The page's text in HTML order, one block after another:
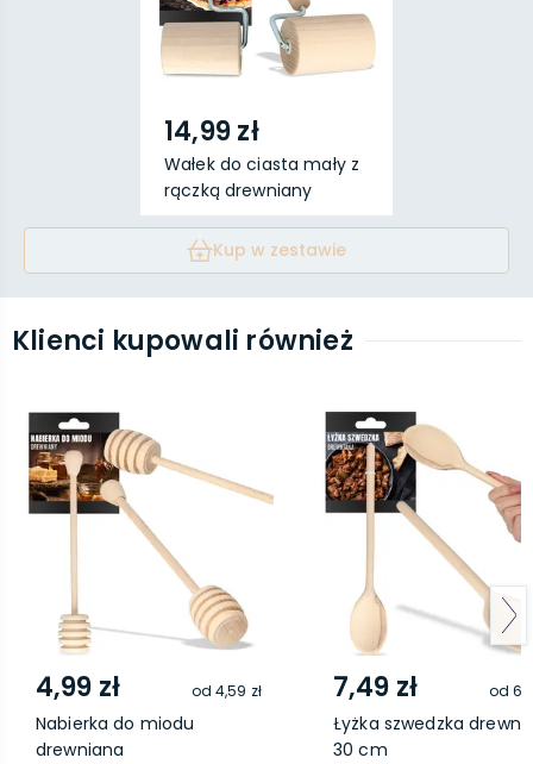
14,99 zł
Wałek do ciasta mały z
rączką drewniany
Kup w zestawie
Klienci kupowali również
4,99 zł od4,59 zł
Nabierka do miodu
drewniana
7,49 zł od
Łyżka szwedzka
30 cm